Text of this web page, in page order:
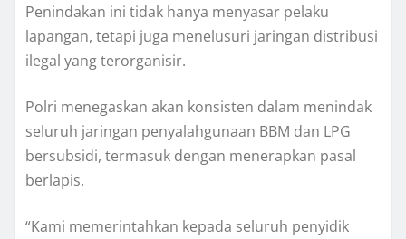
Penindakan ini tidak hanya menyasar pelaku
lapangan, tetapi juga menelusuri jaringan distribusi
ilegal yang terorganisir.
Polri menegaskan akan konsisten dalam menindak
seluruh jaringan penyalahgunaan BBM dan LPG
bersubsidi, termasuk dengan menerapkan pasal
berlapis.
“Kami memerintahkan kepada seluruh penyidik